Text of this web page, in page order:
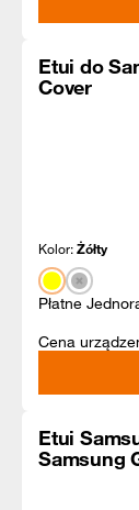
Etui do
Cover
Kolor:Żółty
Płatne
Cena
Etui
Samsung